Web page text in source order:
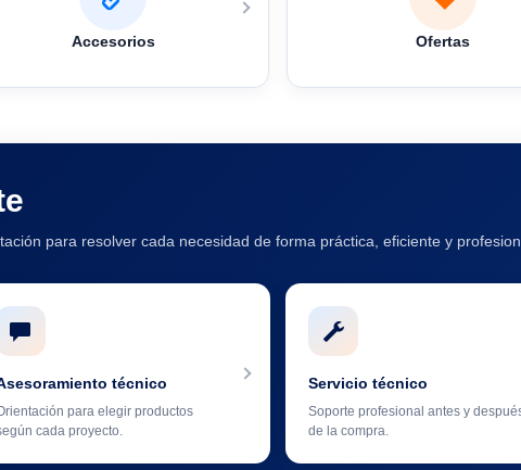
Accesorios Ofertas
para resolver cada necesidad de forma práctica, eficiente y
técnico
para elegir productos
cada proyecto.
Servicio técnico
Soporte profesional antes y
de la compra.